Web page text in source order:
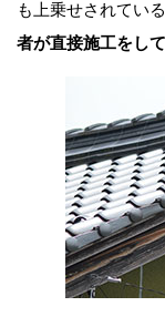
も上乗せされてい
者が直接施工をし